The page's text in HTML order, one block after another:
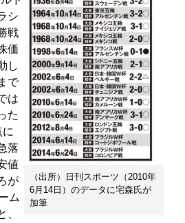
（出所）日刊スポーツ（2010年
6月14日）のデータに宅森氏が
加筆
シ
戦
価
し
で
は
た
落
値
が
ム
、